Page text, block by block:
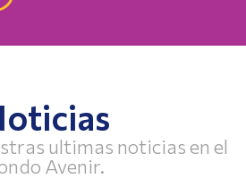
ultimas noticias en el
Avenir.